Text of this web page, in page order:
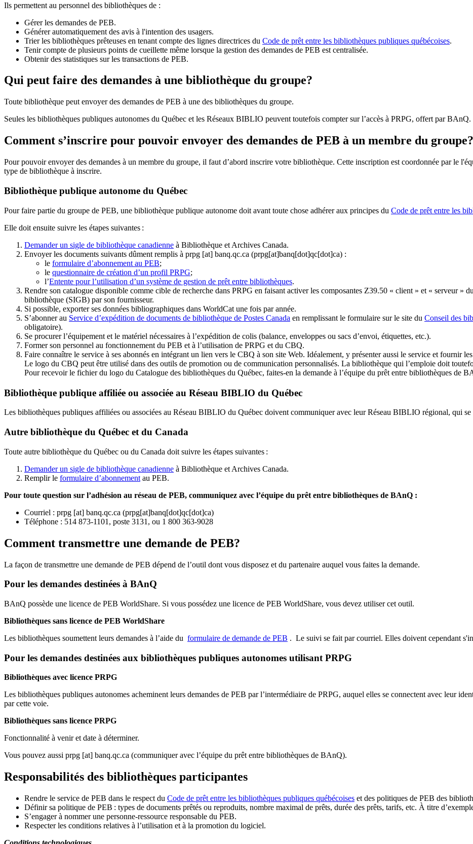
Ils permettent au personnel des bibliothèques de :
Gérer les demandes de PEB.
Générer automatiquement des avis à l'intention des usagers.
Trier les bibliothèques prêteuses en tenant compte des lignes directrices du Code de prêt entre les bibliothèques publiques québécoises.
Tenir compte de plusieurs points de cueillette même lorsque la gestion des demandes de PEB est centralisée.
Obtenir des statistiques sur les transactions de PEB.
Qui peut faire des demandes à une bibliothèque du groupe?
Toute bibliothèque peut envoyer des demandes de PEB à une des bibliothèques du groupe.
Seules les bibliothèques publiques autonomes du Québec et les Réseaux BIBLIO peuvent toutefois compter sur l’accès à PRPG, offert par BAnQ.
Comment s’inscrire pour pouvoir envoyer des demandes de PEB à un membre du groupe?
Pour pouvoir envoyer des demandes à un membre du groupe, il faut d’abord inscrire votre bibliothèque. Cette inscription est coordonnée par le
type de bibliothèque à inscrire.
Bibliothèque publique autonome du Québec
Pour faire partie du groupe de PEB, une bibliothèque publique autonome doit avant toute chose adhérer aux principes du Code de prêt entre les
Elle doit ensuite suivre les étapes suivantes :
Demander un sigle de bibliothèque canadienne à Bibliothèque et Archives Canada.
Envoyer les documents suivants dûment remplis à prpg [at] banq.qc.ca (prpg[at]banq[dot]qc[dot]ca) :
le formulaire d’abonnement au PEB;
le questionnaire de création d’un profil PRPG;
l’Entente pour l’utilisation d’un système de gestion de prêt entre bibliothèques.
Rendre son catalogue disponible comme cible de recherche dans PRPG en faisant activer les composantes Z39.50 « client » et « serveur »
bibliothèque (SIGB) par son fournisseur.
Si possible, exporter ses données bibliographiques dans WorldCat une fois par année.
S’abonner au Service d’expédition de documents de bibliothèque de Postes Canada en remplissant le formulaire sur le site du Conseil des
obligatoire).
Se procurer l’équipement et le matériel nécessaires à l’expédition de colis (balance, enveloppes ou sacs d’envoi, étiquettes, etc.).
Former son personnel au fonctionnement du PEB et à l’utilisation de PRPG et du CBQ.
Faire connaître le service à ses abonnés en intégrant un lien vers le CBQ à son site Web. Idéalement, y présenter aussi le service et fournir
Le logo du CBQ peut être utilisé dans des outils de promotion ou de communication personnalisés. La bibliothèque qui l’emploie doit
Pour recevoir le fichier du logo du Catalogue des bibliothèques du Québec, faites-en la demande à l’équipe du prêt entre bibliothèques de
Bibliothèque publique affiliée ou associée au Réseau BIBLIO du Québec
Les bibliothèques publiques affiliées ou associées au Réseau BIBLIO du Québec doivent communiquer avec leur Réseau BIBLIO régional, qui
Autre bibliothèque du Québec et du Canada
Toute autre bibliothèque du Québec ou du Canada doit suivre les étapes suivantes :
Demander un sigle de bibliothèque canadienne à Bibliothèque et Archives Canada.
Remplir le formulaire d’abonnement au PEB.
Pour toute question sur l’adhésion au réseau de PEB, communiquez avec l’équipe du prêt entre bibliothèques de BAnQ :
Courriel : prpg [at] banq.qc.ca (prpg[at]banq[dot]qc[dot]ca)
Téléphone : 514 873-1101, poste 3131, ou 1 800 363-9028
Comment transmettre une demande de PEB?
La façon de transmettre une demande de PEB dépend de l’outil dont vous disposez et du partenaire auquel vous faites la demande.
Pour les demandes destinées à BAnQ
BAnQ possède une licence de PEB WorldShare. Si vous possédez une licence de PEB WorldShare, vous devez utiliser cet outil.
Bibliothèques sans licence de PEB WorldShare
Les bibliothèques soumettent leurs demandes à l’aide du formulaire de demande de PEB . Le suivi se fait par courriel. Elles doivent cependant
Pour les demandes destinées aux bibliothèques publiques autonomes utilisant PRPG
Bibliothèques avec licence PRPG
Les bibliothèques publiques autonomes acheminent leurs demandes de PEB par l’intermédiaire de PRPG, auquel elles se connectent avec leur
par cette voie.
Bibliothèques sans licence PRPG
Fonctionnalité à venir et date à déterminer.
Vous pouvez aussi prpg [at] banq.qc.ca (communiquer avec l’équipe du prêt entre bibliothèques de BAnQ).
Responsabilités des bibliothèques participantes
Rendre le service de PEB dans le respect du Code de prêt entre les bibliothèques publiques québécoises et des politiques de PEB des
Définir sa politique de PEB : types de documents prêtés ou reproduits, nombre maximal de prêts, durée des prêts, tarifs, etc. À titre
S’engager à nommer une personne-ressource responsable du PEB.
Respecter les conditions relatives à l’utilisation et à la promotion du logiciel.